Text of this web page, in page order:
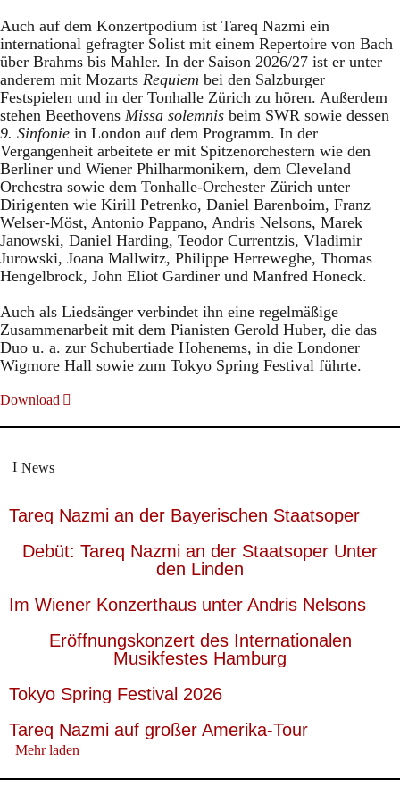
Auch auf dem Konzertpodium ist Tareq Nazmi ein
international gefragter Solist mit einem Repertoire von Bach
über Brahms bis Mahler. In der Saison 2026/27 ist er unter
anderem mit Mozarts Requiem bei den Salzburger
Festspielen und in der Tonhalle Zürich zu hören. Außerdem
stehen Beethovens Missa solemnis beim SWR sowie dessen
9. Sinfonie in London auf dem Programm. In der
Vergangenheit arbeitete er mit Spitzenorchestern wie den
Berliner und Wiener Philharmonikern, dem Cleveland
Orchestra sowie dem Tonhalle-Orchester Zürich unter
Dirigenten wie Kirill Petrenko, Daniel Barenboim, Franz
Welser-Möst, Antonio Pappano, Andris Nelsons, Marek
Janowski, Daniel Harding, Teodor Currentzis, Vladimir
Jurowski, Joana Mallwitz, Philippe Herreweghe, Thomas
Hengelbrock, John Eliot Gardiner und Manfred Honeck.
Auch als Liedsänger verbindet ihn eine regelmäßige
Zusammenarbeit mit dem Pianisten Gerold Huber, die das
Duo u. a. zur Schubertiade Hohenems, in die Londoner
Wigmore Hall sowie zum Tokyo Spring Festival führte.
Download
News
Tareq Nazmi an der Bayerischen Staatsoper
Debüt: Tareq Nazmi an der Staatsoper Unter
den Linden
Im Wiener Konzerthaus unter Andris Nelsons
Eröffnungskonzert des Internationalen
Musikfestes Hamburg
Tokyo Spring Festival 2026
Tareq Nazmi auf großer Amerika-Tour
Mehr laden